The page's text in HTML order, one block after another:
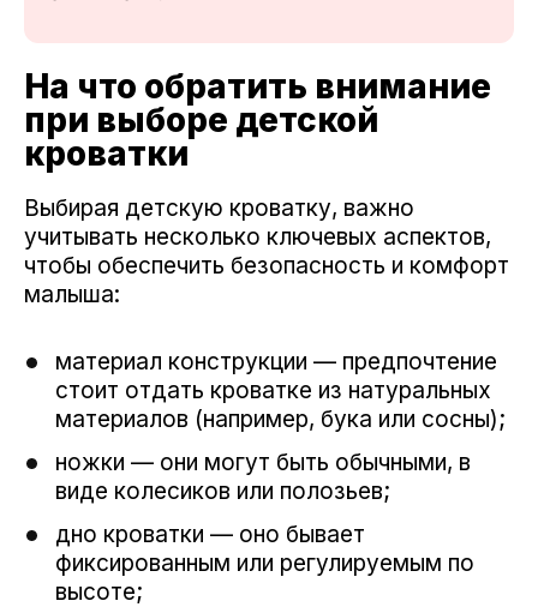
На что обратить внимание
при выборе детской
кроватки
Выбирая детскую кроватку, важно
учитывать несколько ключевых аспектов,
чтобы обеспечить безопасность и комфорт
малыша:
материал конструкции — предпочтение
стоит отдать кроватке из натуральных
материалов (например, бука или сосны);
ножки — они могут быть обычными, в
виде колесиков или полозьев;
дно кроватки — оно бывает
фиксированным или регулируемым по
высоте;